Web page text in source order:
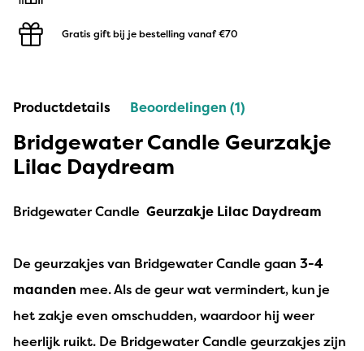
Gratis gift bij je bestelling vanaf €70
Productdetails Beoordelingen (1)
Bridgewater Candle Geurzakje
Lilac Daydream
Bridgewater Candle Geurzakje Lilac Daydream
De geurzakjes van Bridgewater Candle gaan 3-4
maanden mee. Als de geur wat vermindert, kun je
het zakje even omschudden, waardoor hij weer
heerlijk ruikt. De Bridgewater Candle geurzakjes zijn